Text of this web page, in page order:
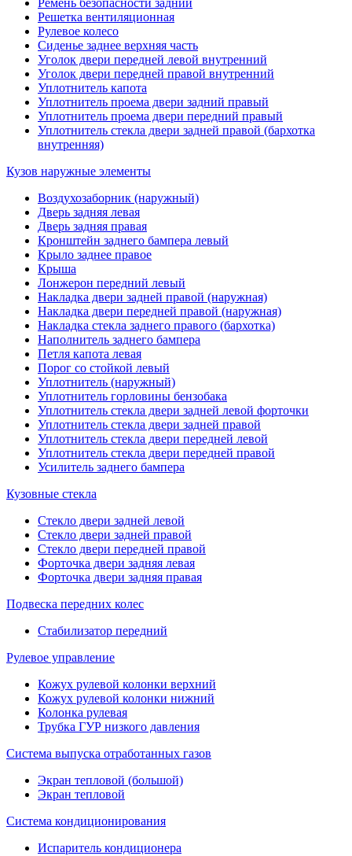
Решетка вентиляционная
Рулевое колесо
Сиденье заднее верхняя часть
Уголок двери передней левой внутренний
Уголок двери передней правой внутренний
Уплотнитель капота
Уплотнитель проема двери задний правый
Уплотнитель проема двери передний правый
Уплотнитель стекла двери задней правой (бархотка
внутренняя)
Кузов наружные элементы
Воздухозаборник (наружный)
Дверь задняя левая
Дверь задняя правая
Кронштейн заднего бампера левый
Крыло заднее правое
Крыша
Лонжерон передний левый
Накладка двери задней правой (наружная)
Накладка двери передней правой (наружная)
Накладка стекла заднего правого (бархотка)
Наполнитель заднего бампера
Петля капота левая
Порог со стойкой левый
Уплотнитель (наружный)
Уплотнитель горловины бензобака
Уплотнитель стекла двери задней левой форточки
Уплотнитель стекла двери задней правой
Уплотнитель стекла двери передней левой
Уплотнитель стекла двери передней правой
Усилитель заднего бампера
Кузовные стекла
Стекло двери задней левой
Стекло двери задней правой
Стекло двери передней правой
Форточка двери задняя левая
Форточка двери задняя правая
Подвеска передних колес
Стабилизатор передний
Рулевое управление
Кожух рулевой колонки верхний
Кожух рулевой колонки нижний
Колонка рулевая
Трубка ГУР низкого давления
Система выпуска отработанных газов
Экран тепловой (большой)
Экран тепловой
Система кондиционирования
Испаритель кондиционера